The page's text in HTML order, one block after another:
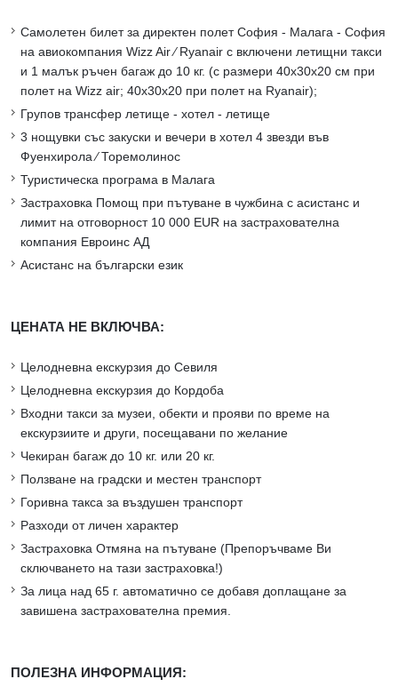
Самолетен билет за директен полет София - Малага - София
на авиокомпания Wizz Air ∕ Ryanair с включени летищни такси
и 1 малък ръчен багаж до 10 кг. (с размери 40х30х20 см при
полет на Wizz air; 40х30х20 при полет на Ryanair);
Групов трансфер летище - хотел - летище
3 нощувки със закуски и вечери в хотел 4 звезди във
Фуенхирола ∕ Торемолинос
Туристическа програма в Малага
Застраховка Помощ при пътуване в чужбина с асистанс и
лимит на отговорност 10 000 EUR на застрахователна
компания Евроинс АД
Асистанс на български език
ЦЕНАТА НЕ ВКЛЮЧВА:
Целодневна екскурзия до Севиля
Целодневна екскурзия до Кордоба
Входни такси за музеи, обекти и прояви по време на
екскурзиите и други, посещавани по желание
Чекиран багаж до 10 кг. или 20 кг.
Ползване на градски и местен транспорт
Горивна такса за въздушен транспорт
Разходи от личен характер
Застраховка Отмяна на пътуване (Препоръчваме Ви
сключването на тази застраховка!)
За лица над 65 г. автоматично се добавя доплащане за
завишена застрахователна премия.
ПОЛЕЗНА ИНФОРМАЦИЯ: